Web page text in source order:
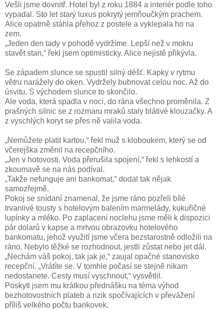
Vešli jsme dovnitř. Hotel byl z roku 1884 a interiér podle toho
vypadal. Sto let starý luxus pokrytý jemňoučkým prachem.
Alice opatrně stáhla přehoz z postele a vyklepala ho na
zem.
„Jeden den tady v pohodě vydržíme. Lepší než v mokru
stavět stan,“ řekl jsem optimisticky. Alice nejistě přikývla.
Se západem slunce se spustil silný déšť. Kapky v rytmu
větru narážely do oken. Vydržely bubnovat celou noc. Až do
úsvitu. S východem slunce to skončilo.
Ale voda, která spadla v noci, do rána všechno proměnila. Z
prašných silnic se z rozmaru mraků staly blátivé klouzačky. A
z vyschlých koryt se přes ně valila voda.
„Nemůžete platit kartou,“ řekl muž s kloboukem, který se od
včerejška změnil na recepčního.
„Jen v hotovosti. Voda přerušila spojení,“ řekl s lehkostí a
zkoumavě se na nás podíval.
„Takže nefunguje ani bankomat,“ dodal tak nějak
samozřejmě.
Pokoj se snídaní znamenal, že jsme ráno pozřeli bílé
trvanlivé tousty s hotelovým balením marmelády, kukuřičné
lupínky a mléko. Po zaplacení noclehu jsme měli k dispozici
pár dolarů v kapse a mrtvou obrazovku hotelového
bankomatu, jehož využití jsme včera bezstarostně odložili na
ráno. Nebylo těžké se rozhodnout, jestli zůstat nebo jet dál.
„Nechám váš pokoj, tak jak je,“ zaujal opačné stanovisko
recepční. „Vrátíte se. V tomhle počasí se stejně nikam
nedostanete. Cesty musí vyschnout,“ vysvětlil.
Poskytl jsem mu krátkou přednášku na téma výhod
bezhotovostních plateb a rizik spočívajících v převážení
příliš velkého počtu bankovek.